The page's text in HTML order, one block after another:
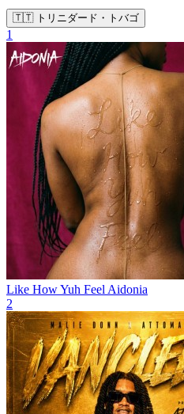
🇹🇹 トリニダード・トバゴ
1
Like How Yuh Feel Aidonia
2